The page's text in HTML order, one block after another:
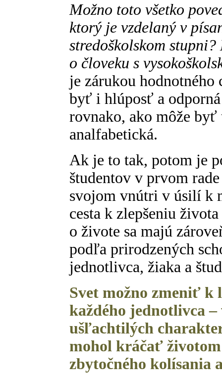
Možno toto všetko
ktorý je vzdelaný v
stredoškolskom
o človeku s
je zárukou hodnotného
byť i hlúposť a
rovnako, ako môže byť
analfabetická.
Ak je to tak, potom je
študentov v prvom
svojom vnútri v úsilí k
cesta k zlepšeniu
o živote sa majú
podľa prirodzených
jednotlivca, žiaka a
Svet možno zmeniť k
každého jednotlivca
ušľachtilých
mohol kráčať životom
zbytočného kolísania